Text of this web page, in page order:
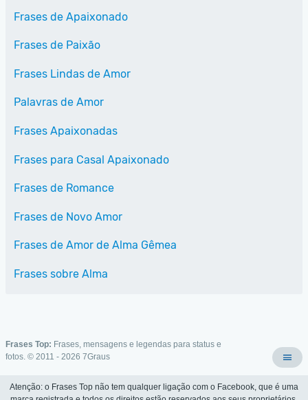
Frases de Apaixonado
Frases de Paixão
Frases Lindas de Amor
Palavras de Amor
Frases Apaixonadas
Frases para Casal Apaixonado
Frases de Romance
Frases de Novo Amor
Frases de Amor de Alma Gêmea
Frases sobre Alma
Frases Top: Frases, mensagens e legendas para status e
fotos. © 2011 - 2026 7Graus
Atenção: o Frases Top não tem qualquer ligação com o Facebook, que é uma